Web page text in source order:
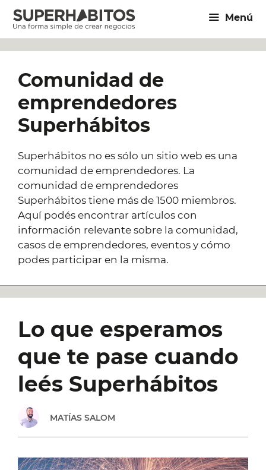
Saltar
contenido
Menú
Comunidad de
emprendedores
Superhábitos
Superhábitos no es sólo un sitio web es una
comunidad de emprendedores. La
comunidad de emprendedores
Superhábitos tiene más de 1500 miembros.
Aquí podés encontrar artículos con
información relevante sobre la comunidad,
casos de emprendedores, eventos y cómo
podes participar en la misma.
Lo que esperamos
que te pase cuando
leés Superhábitos
MATÍAS SALOM